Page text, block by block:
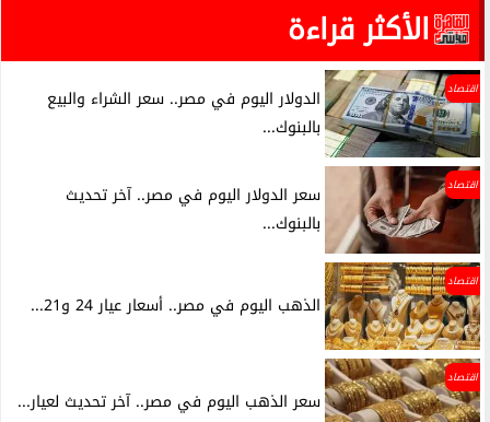
الأكثر قراءة
اقتصاد
الدولار اليوم في مصر.. سعر الشراء والبيع
بالبنوك...
اقتصاد
سعر الدولار اليوم في مصر.. آخر تحديث
بالبنوك...
اقتصاد
الذهب اليوم في مصر.. أسعار عيار 24 و21...
اقتصاد
سعر الذهب اليوم في مصر.. آخر تحديث لعيار...